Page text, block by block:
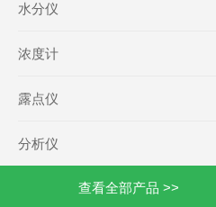
水分仪
浓度计
露点仪
分析仪
查看全部产品 >>